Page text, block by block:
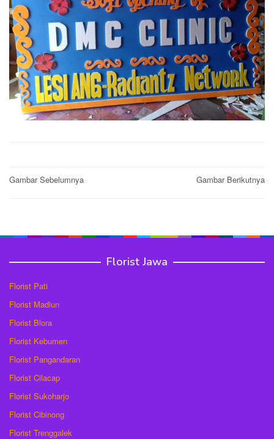
Post
Gambar Sebelumnya Gambar Berikutnya
Florist Jawa
Florist Pati
Florist Madiun
Florist Blora
Florist Kebumen
Florist Pangandaran
Florist Cilacap
Florist Sukoharjo
Florist Cibinong
Florist Trenggalek